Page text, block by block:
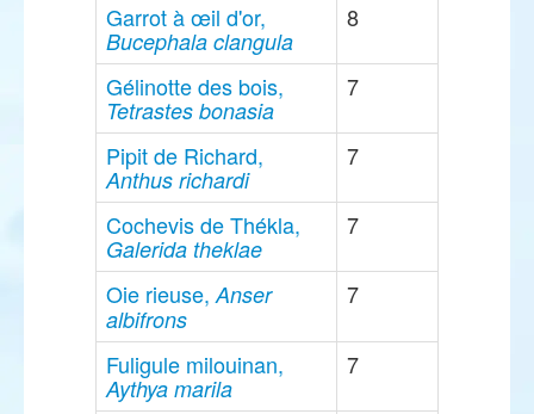
Garrot à œil d'or,
Bucephala clangula
8
Gélinotte des bois,
Tetrastes bonasia
7
Pipit de Richard,
Anthus richardi
7
Cochevis de Thékla,
Galerida theklae
7
Oie rieuse,Anser
albifrons
7
Fuligule milouinan,
Aythya marila
7